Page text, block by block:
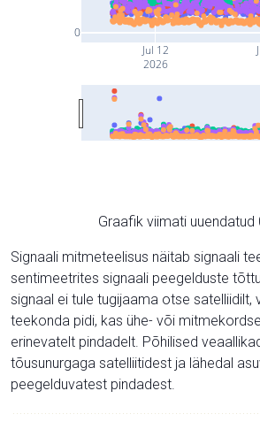
Jul 12
2026
0
Graafik viimati
Signaali mitmeteelisus näitab signaali
sentimeetrites signaali peegelduste
signaal ei tule tugijaama otse satelliidilt,
teekonda pidi, kas ühe- või
erinevatelt pindadelt. Põhilised
tõusunurgaga satelliitidest ja lähedal
peegelduvatest pindadest.